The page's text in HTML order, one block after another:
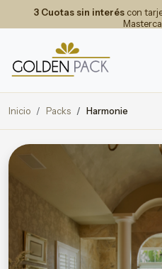
3 Cuotas sin interéscon
Inicio Packs Harmonie